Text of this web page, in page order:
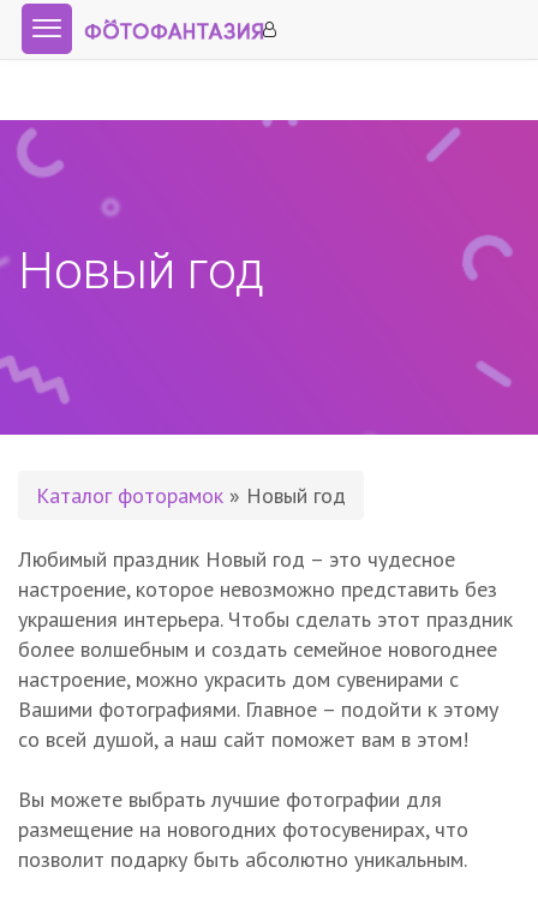
Новый год
Каталог фоторамок » Новый год
Любимый праздник Новый год – это чудесное
настроение, которое невозможно представить без
украшения интерьера. Чтобы сделать этот праздник
более волшебным и создать семейное новогоднее
настроение, можно украсить дом сувенирами с
Вашими фотографиями. Главное – подойти к этому
со всей душой, а наш сайт поможет вам в этом!
Вы можете выбрать лучшие фотографии для
размещение на новогодних фотосувенирах, что
позволит подарку быть абсолютно уникальным.